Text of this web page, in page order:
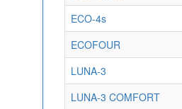
ECO-4s
ECOFOUR
LUNA-3
LUNA-3 COMFORT